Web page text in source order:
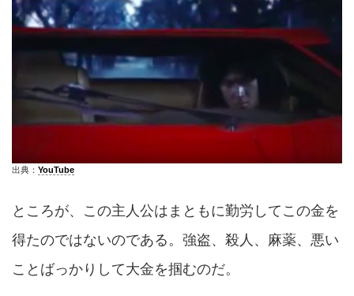
出典： YouTube
ところが、この主人公はまともに勤労してこの金を
得たのではないのである。強盗、殺人、麻薬、悪い
ことばっかりして大金を掴むのだ。